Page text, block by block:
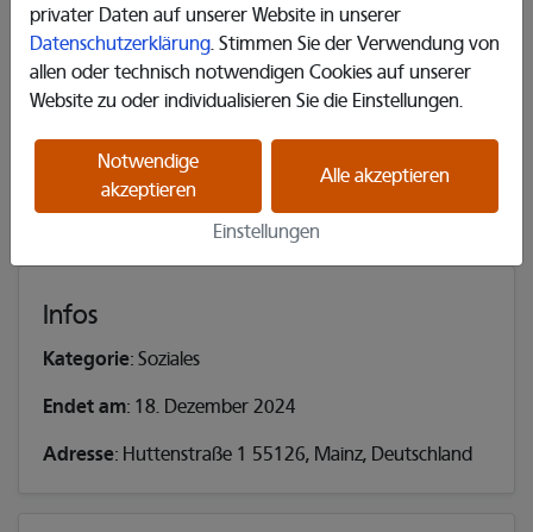
privater Daten auf unserer Website in unserer
Datenschutzerklärung. Stimmen Sie der Verwendung von
allen oder technisch notwendigen Cookies auf unserer
Website zu oder individualisieren Sie die Einstellungen.
Notwendige
akzeptieren
Alle akzeptieren
Einstellungen
Erzählen Sie es Ihren Freunden
𝕏
Das Projekt ist bereits beendet.
Infos
Kategorie: Soziales
Endet am: 18. Dezember 2024
Adresse: Huttenstraße 1 55126, Mainz, Deutschland